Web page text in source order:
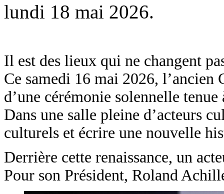
lundi 18 mai 2026.
Il est des lieux qui ne changent
Ce samedi 16 mai 2026,
d’une cérémonie solennelle
Dans une salle pleine d’acteurs
culturels et écrire une nouvelle
Derrière cette renaissance, un
Pour son Président, Roland